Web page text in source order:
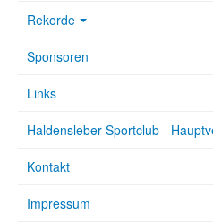
Rekorde
Sponsoren
Links
Haldensleber Sportclub -
Kontakt
Impressum